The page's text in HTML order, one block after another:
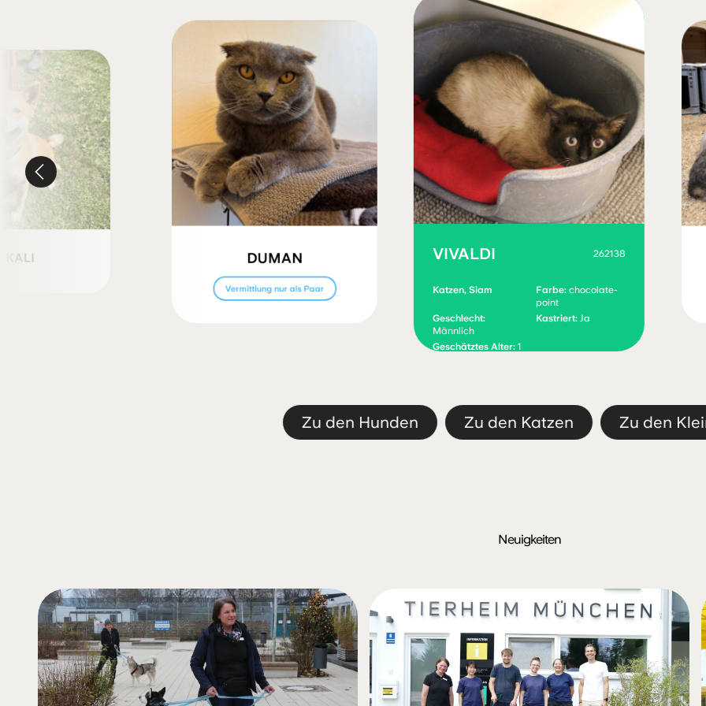
KALI DUMAN
Vermittlung nur als Paar
VIVALDI 262138
Katzen, Siam Farbe:chocolate-
point
Geschlecht:
Männlich
Kastriert:Ja
Geschätztes Alter: 1
Zu den Hunden Zu den Katzen Zu den
Neuigkeiten